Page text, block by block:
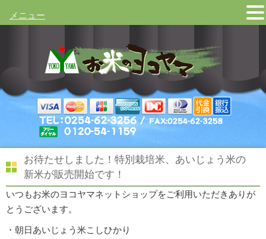
お待たせしました！特別栽培米、あいじょう米の
新米が販売開始です！
いつもお米のヨコヤマネットショップをご利用いただきありが
とうございます。
・朝日あいじょう米こしひかり
メニュー